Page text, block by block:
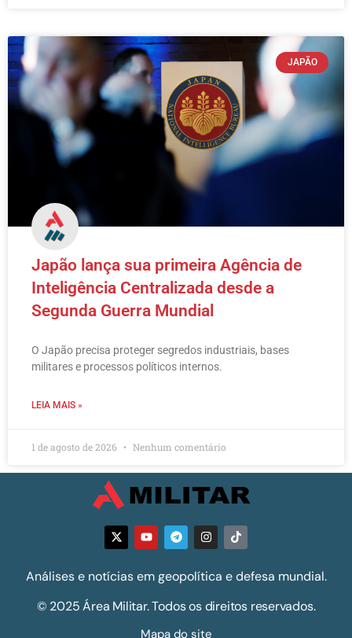
JAPÃO
Japão lança sua primeira Agência de
Inteligência Centralizada desde a
Segunda Guerra Mundial
O Japão precisa proteger segredos industriais, bases
militares e processos políticos internos.
LEIA MAIS »
1 de agosto de 2026 Nenhum comentário
Análises e notícias em geopolítica e defesa mundial.
© 2025 Área Militar. Todos os direitos reservados.
Mapa do site